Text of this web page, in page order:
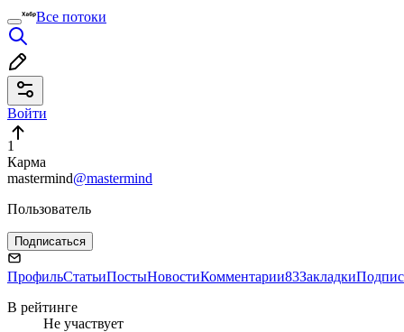
Все потоки
Войти
1
Карма
mastermind@mastermind
Пользователь
Подписаться
ПрофильСтатьиПостыНовостиКомментарии83Закладки
В рейтинге
Не участвует